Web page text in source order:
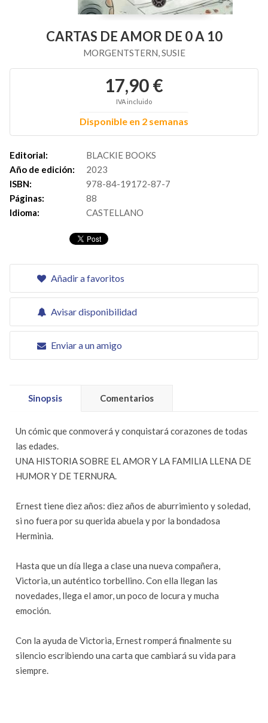
CARTAS DE AMOR DE 0 A 10
MORGENTSTERN, SUSIE
17,90 €
IVA incluido
Disponible en 2 semanas
Editorial:
BLACKIE BOOKS
Año de edición:
2023
ISBN:
978-84-19172-87-7
Páginas:
88
Idioma:
CASTELLANO
Añadir a favoritos
Avisar disponibilidad
Enviar a un amigo
Sinopsis Comentarios
Un cómic que conmoverá y conquistará corazones de todas
las edades.
UNA HISTORIA SOBRE EL AMOR Y LA FAMILIA LLENA DE
HUMOR Y DE TERNURA.
Ernest tiene diez años: diez años de aburrimiento y soledad,
si no fuera por su querida abuela y por la bondadosa
Herminia.
Hasta que un día llega a clase una nueva compañera,
Victoria, un auténtico torbellino. Con ella llegan las
novedades, llega el amor, un poco de locura y mucha
emoción.
Con la ayuda de Victoria, Ernest romperá finalmente su
silencio escribiendo una carta que cambiará su vida para
siempre.